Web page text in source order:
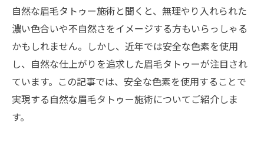
自然な眉毛タトゥー施術と聞くと、無理やり入れられた
濃い色合いや不自然さをイメージする方もいらっしゃる
かもしれません。しかし、近年では安全な色素を使用
し、自然な仕上がりを追求した眉毛タトゥーが注目され
ています。この記事では、安全な色素を使用することで
実現する自然な眉毛タトゥー施術についてご紹介しま
す。